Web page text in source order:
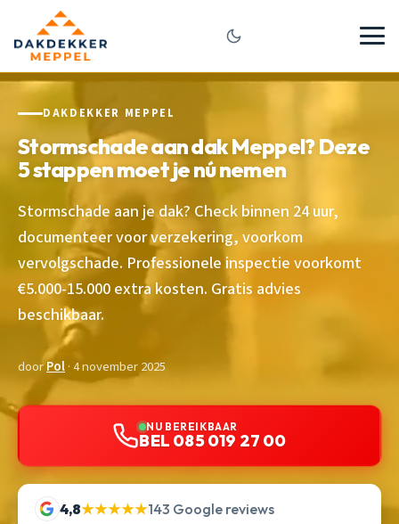
DAKDEKKER MEPPEL
Stormschade aan dak Meppel? Deze
5 stappen moet je nú nemen
Stormschade aan je dak? Check binnen 24 uur,
documenteer voor verzekering, voorkom
vervolgschade. Professionele inspectie voorkomt
€5.000-15.000 extra kosten. Gratis advies
beschikbaar.
doorPol· 4 november 2025
NU BEREIKBAAR
BEL 085 019 27 00
4,8★★★★★143 Google reviews